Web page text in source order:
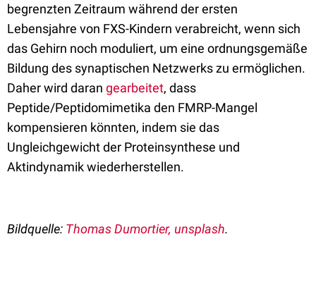
begrenzten Zeitraum während der ersten
Lebensjahre von FXS-Kindern verabreicht, wenn sich
das Gehirn noch moduliert, um eine ordnungsgemäße
Bildung des synaptischen Netzwerks zu ermöglichen.
Daher wird daran gearbeitet, dass
Peptide/Peptidomimetika den FMRP-Mangel
kompensieren könnten, indem sie das
Ungleichgewicht der Proteinsynthese und
Aktindynamik wiederherstellen.
Bildquelle: Thomas Dumortier, unsplash.